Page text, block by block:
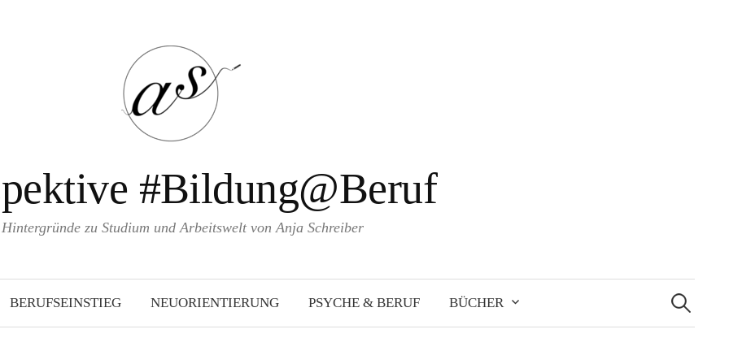
#Bildung@Beruf
Hintergründe zu Studium und Arbeitswelt von Anja Schreiber
BERUFSEINSTIEG NEUORIENTIERUNG PSYCHE & BERUF BÜCHER
Suche
nach: